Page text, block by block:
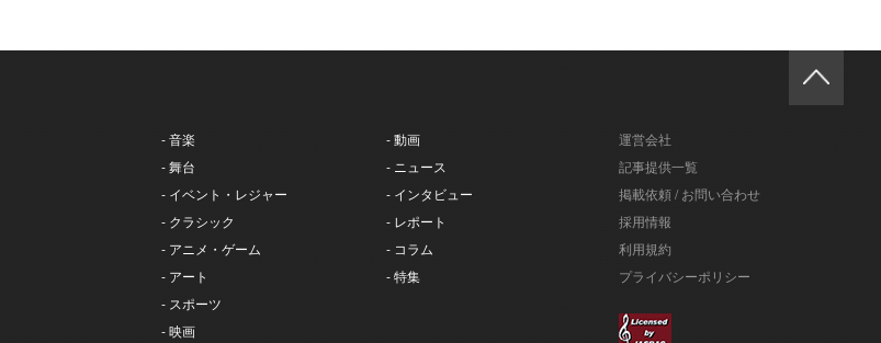
- 音楽
- 舞台
- イベント・レジャー
- クラシック
- アニメ・ゲーム
- アート
- スポーツ
- 映画
- 動画
- ニュース
- インタビュー
- レポート
- コラム
- 特集
運営会社
記事提供一覧
掲載依頼 / お問い合わせ
採用情報
利用規約
プライバシーポリシー